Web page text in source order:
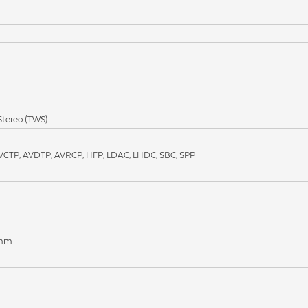
(TWS)
AVDTP, AVRCP, HFP, LDAC, LHDC, SBC, SPP